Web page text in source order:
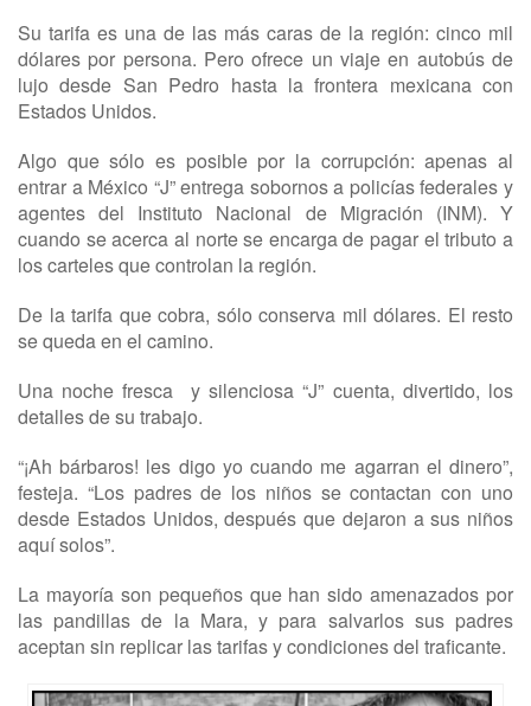
Su tarifa es una de las más caras de la región: cinco mil
dólares por persona. Pero ofrece un viaje en autobús de
lujo desde San Pedro hasta la frontera mexicana con
Estados Unidos.
Algo que sólo es posible por la corrupción: apenas al
entrar a México “J” entrega sobornos a policías federales y
agentes del Instituto Nacional de Migración (INM). Y
cuando se acerca al norte se encarga de pagar el tributo a
los carteles que controlan la región.
De la tarifa que cobra, sólo conserva mil dólares. El resto
se queda en el camino.
Una noche fresca y silenciosa “J” cuenta, divertido, los
detalles de su trabajo.
“¡Ah bárbaros! les digo yo cuando me agarran el dinero”,
festeja. “Los padres de los niños se contactan con uno
desde Estados Unidos, después que dejaron a sus niños
aquí solos”.
La mayoría son pequeños que han sido amenazados por
las pandillas de la Mara, y para salvarlos sus padres
aceptan sin replicar las tarifas y condiciones del traficante.